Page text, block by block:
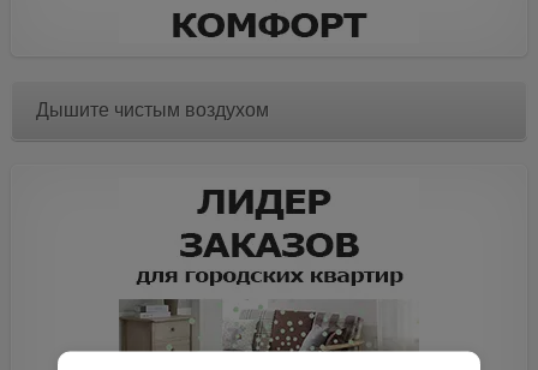
Дышите чистым воздухом